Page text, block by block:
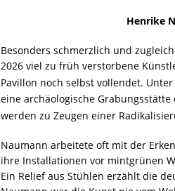
Henrike
Besonders schmerzlich und
2026 viel zu früh verstorbene
Pavillon noch selbst vollendet.
eine archäologische
werden zu Zeugen einer
Naumann arbeitete oft mit der
ihre Installationen vor mintgrünen
Ein Relief aus Stühlen erzählt die